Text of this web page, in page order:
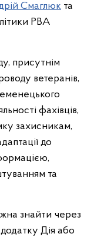
Смаглюк та
РВА
присутнім
ветеранів,
фахівців,
захисникам,
до
та
знайти через
Дія або